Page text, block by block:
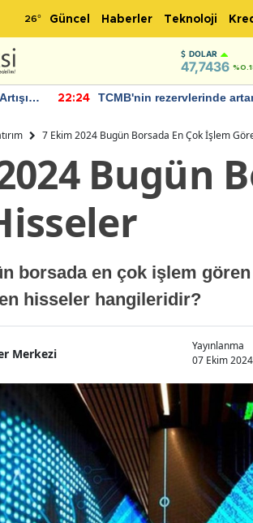
26° Güncel Haberler Teknoloji
DOLAR
47,7436
22:24
TCMB'nin rezervlerinde
7 Ekim 2024 Bugün Borsada En Çok İşlem
Bugün
borsada en çok işlem
hisseler hangileridir?
Merkezi
Yayınlanma
07 Ekim